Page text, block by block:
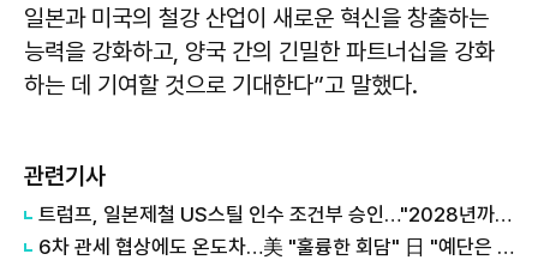
일본과 미국의 철강 산업이 새로운 혁신을 창출하는
능력을 강화하고, 양국 간의 긴밀한 파트너십을 강화
하는 데 기여할 것으로 기대한다”고 말했다.
관련기사
트럼프, 일본제철 US스틸 인수 조건부 승인…"2028년까지 110억달러 투자"(종합)
6차 관세 협상에도 온도차…美 "훌륭한 회담" 日 "예단은 삼가"